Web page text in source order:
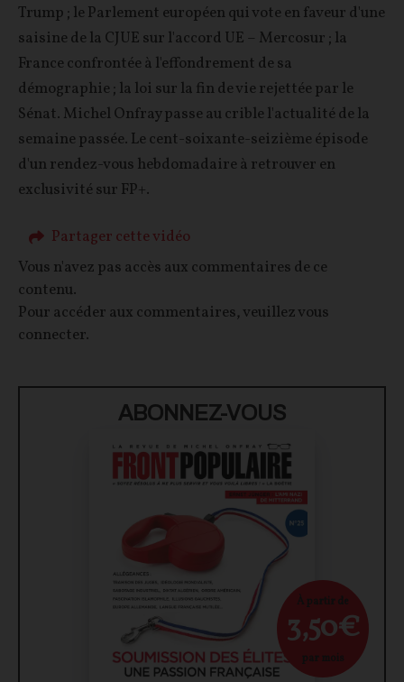
Trump ; le Parlement européen qui vote en faveur d'une
saisine de la CJUE sur l'accord UE – Mercosur ; la
France confrontée à l'effondrement de sa
démographie ; la loi sur la fin de vie rejettée par le
Sénat. Michel Onfray passe au crible l'actualité de la
semaine passée. Le cent-soixante-seizième épisode
d'un rendez-vous hebdomadaire à retrouver en
exclusivité sur FP+.
Partager cette vidéo
Vous n'avez pas accès aux commentaires de ce
contenu.
Pour accéder aux commentaires, veuillez vous
connecter.
ABONNEZ-VOUS
À partir de
3,50€
par mois